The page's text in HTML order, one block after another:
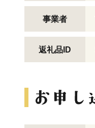
事業者
返礼品ID